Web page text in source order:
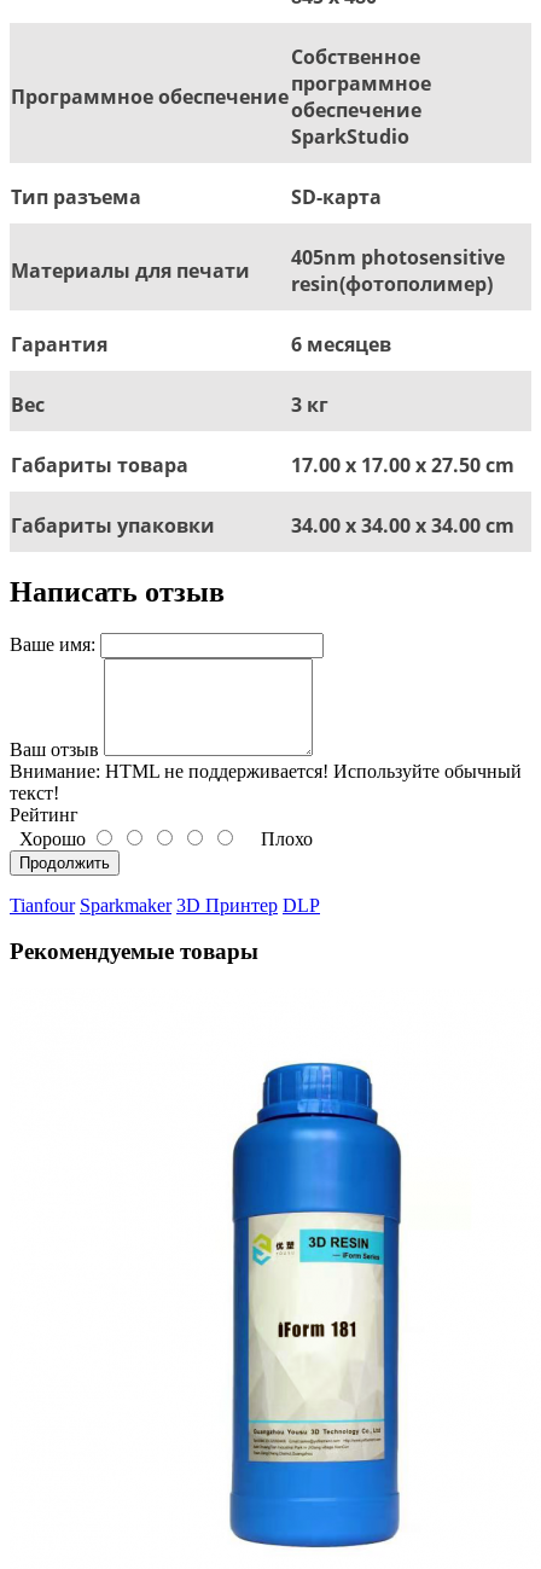
Программное обеспечение
Собственное
программное
обеспечение
SparkStudio
Тип разъема SD-карта
Материалы для печати
405nm photosensitive
resin(фотополимер)
Гарантия 6 месяцев
Вес 3 кг
Габариты товара 17.00 x 17.00 x 27.50 cm
Габариты упаковки 34.00 x 34.00 x 34.00 cm
Написать отзыв
Ваше имя:
Ваш отзыв
Внимание: HTML не поддерживается! Используйте обычный
текст!
Рейтинг
Хорошо
Плохо
Продолжить
Tianfour Sparkmaker 3D Принтер DLP
Рекомендуемые товары